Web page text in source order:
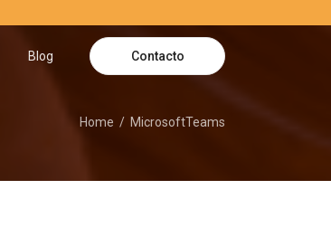
Blog Contacto
Home MicrosoftTeams